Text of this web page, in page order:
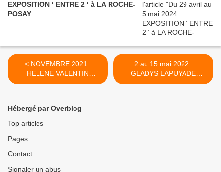
EXPOSITION ‘ ENTRE 2 ‘ à LA ROCHE-
POSAY
< NOVEMBRE 2021 :
HELENE VALENTIN
DEDICACE SES LIVRES ...
2 au 15 mai 2022 :
GLADYS LAPUYADE
EXPOSE A LA ROCHE-
Hébergé par Overblog
Top articles
Pages
Contact
Signaler un abus